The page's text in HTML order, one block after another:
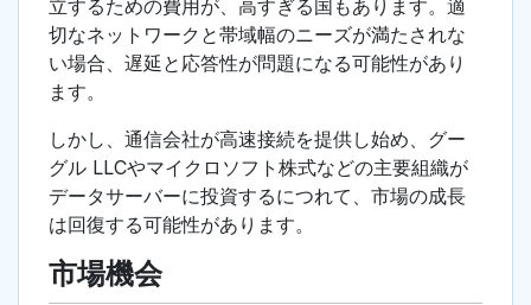
立するための費用が、高すぎる国もあります。適
切なネットワークと帯域幅のニーズが満たされな
い場合、遅延と応答性が問題になる可能性があり
ます。
しかし、通信会社が高速接続を提供し始め、グー
グル LLCやマイクロソフト株式などの主要組織が
データサーバーに投資するにつれて、市場の成長
は回復する可能性があります。
市場機会